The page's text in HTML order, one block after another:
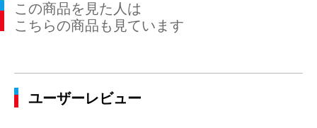
この商品を見た人は
こちらの商品も見ています
ユーザーレビュー